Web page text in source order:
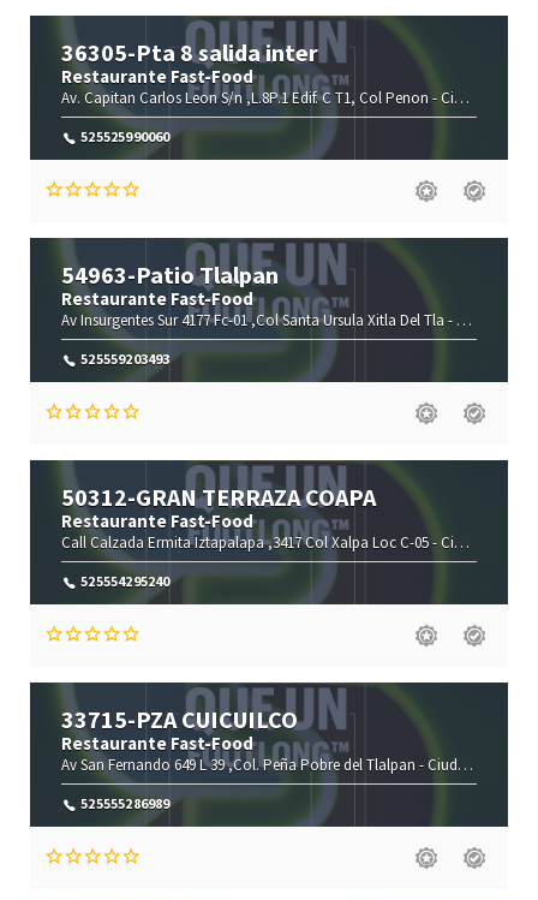
36305-Pta 8 salida inter
Restaurante Fast-Food
Av. Capitan Carlos Leon S/n ,L.8P.1 Edif. C T1, Col Penon -Ciudad De México-
525525990060
54963-Patio Tlalpan
Restaurante Fast-Food
Av Insurgentes Sur 4177 Fc-01 ,Col Santa Ursula Xitla Del Tla -
Ciudad De
525559203493
50312-GRAN TERRAZA COAPA
Restaurante Fast-Food
Call Calzada Ermita Iztapalapa ,3417 Col Xalpa Loc C-05 -Ciudad De México-
525554295240
33715-PZA CUICUILCO
Restaurante Fast-Food
Av San Fernando 649 L 39 ,Col. Peña Pobre del Tlalpan -Ciudad De México-
525555286989